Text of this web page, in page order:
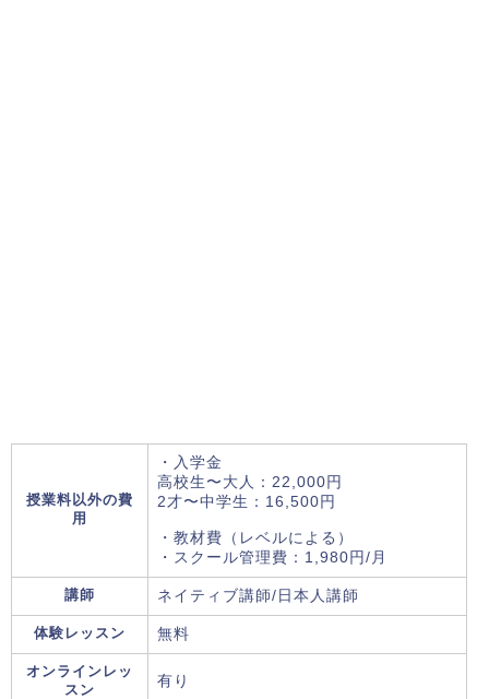
授業料以外の費
用
・入学金
高校生〜大人：22,000円
2才〜中学生：16,500円
・教材費（レベルによる）
・スクール管理費：1,980円/月
講師 ネイティブ講師/日本人講師
体験レッスン 無料
オンラインレッ
スン
有り